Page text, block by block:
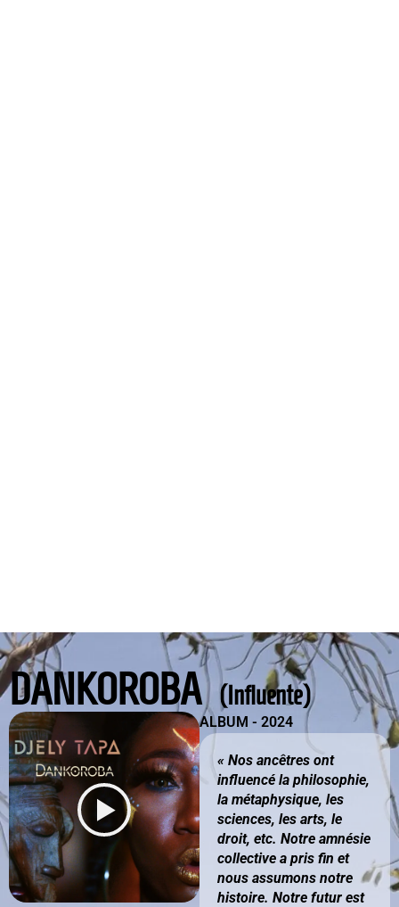
DANKOROBA (Influente)
ALBUM - 2024
« Nos ancêtres ont
influencé la philosophie,
la métaphysique, les
sciences, les arts, le
droit, etc. Notre amnésie
collective a pris fin et
nous assumons notre
histoire. Notre futur est